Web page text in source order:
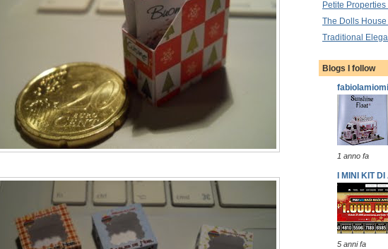
Petite Properties
The Dolls House
Traditional
Blogs I follow
1 anno fa
I MINI KIT
5 anni fa